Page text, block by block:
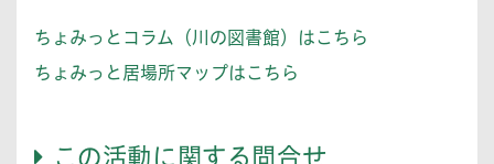
ちょみっとコラム（川の図書館）はこちら
ちょみっと居場所マップはこちら
この活動に関する問合せ